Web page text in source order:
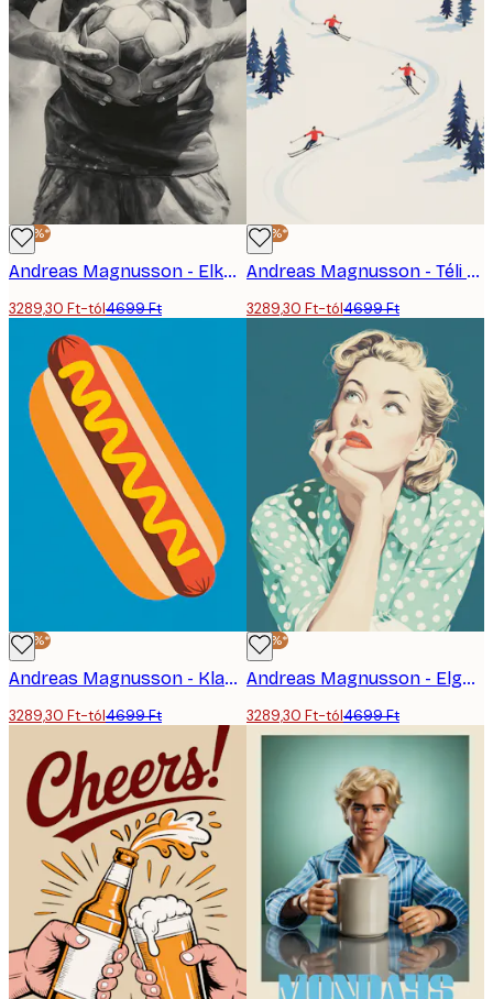
-30%*
Andreas Magnusson - Elkötelezett Futballista Poszter
3289,30 Ft-tól4699 Ft
-30%*
Andreas Magnusson - Téli Hegyi Síelés Poszter
3289,30 Ft-tól4699 Ft
-30%*
Andreas Magnusson - Klasszikus Hot Dog Poszter
3289,30 Ft-tól4699 Ft
-30%*
Andreas Magnusson - Elgondolkodó Retro Nő Poszter
3289,30 Ft-tól4699 Ft